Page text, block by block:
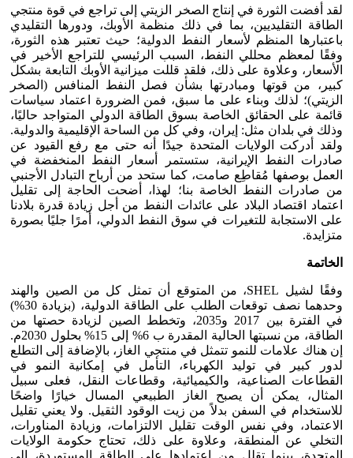
لقد أفضت الثورة في إنتاج الصخر الزيتي إلى تراجع في قوة منتجي
الطاقة التقليديين، بما في ذلك منظمة الأوبك، ودورها التقليدي
باعتبارها المنظم لأسعار النفط الدولية؛ حيث تعتبر هذه الثورة،
وفقًا لمعظم محللي النفط، السبب الرئيسي للتراجع الأخير في
الأسعار، وعلاوة على ذلك، فلقد قللت ميزانية الأوبك التابعة بشكل
كبير، من قوتها ومبادرتها بشأن فصل النفط المنافس (الصخر
الزيتي)؛ لذلك وبناء على ما سبق، فمن الضرورة اعتماد سياسات
قائمة على الحقائق الخاصة بسوق الطاقة الدولي المتواجد حاليًا،
وذلك في بلدان مثل: إيران، وفي كل من الساحة الإقليمية والدولية.
ولقد أدركت الولايات المتحدة جيدًا أنه حتى مع رفع القيود عن
صادرات النفط الإيرانية، ستستمر أسعار النفط المنخفضة في
العمل بوصفها مُقاطِع صامت، كما ستحد من أرباح التبادل الأجنبي
من صادرات النفط الخاصة بنا؛ لهذا، أضحت الحاجة إلى تقليل
اعتماد اقتصاد البلاد على عائدات النفط من أجل زيادة قدرة بلادنا
على الاستجابة للتغيرات في سوق النفط الدولي، أمرًا جليًا بصورة
متزايدة.
الخاتمة
وفقًا لشيل SHEL، من المتوقع أن تمثل كل من الصين والهند
وحدهما نصف توقعات الطلب على الطاقة الدولية، (بزيادة 30%)
في الفترة بين 2017 و2035، وتخطط الصين لزيادة حصتها من
الطاقة، من نسبتها الحالية المقدرة ب 6% إلى 15% بحلول 2030م.
إن هناك علامات للنمو تتمثل في منتجي الغاز، بالإضافة إلى التطلع
لدور كبير في توليد الكهرباء، التأمل في إمكانية النمو في
القطاعات الصناعية، والكيميائية، وقطاعات النقل، فعلى سبيل
المثال، يمكن أن يصبح الغاز الطبيعي المسال خيارًا واضحًا
للاستخدام في السفن بدلاً من زيت الوقود الثقيل. ولا يعني تقليل
الاعتماد، وفي نفس الوقت تقليل الالتزامات، وزيادة المناورات،
التخلي عن المنطقة، وعلاوة على ذلك، تحتاج حكومة الولايات
المتحدة، بينما تقلل من اعتمادها على الطاقة المستوردة، إلى